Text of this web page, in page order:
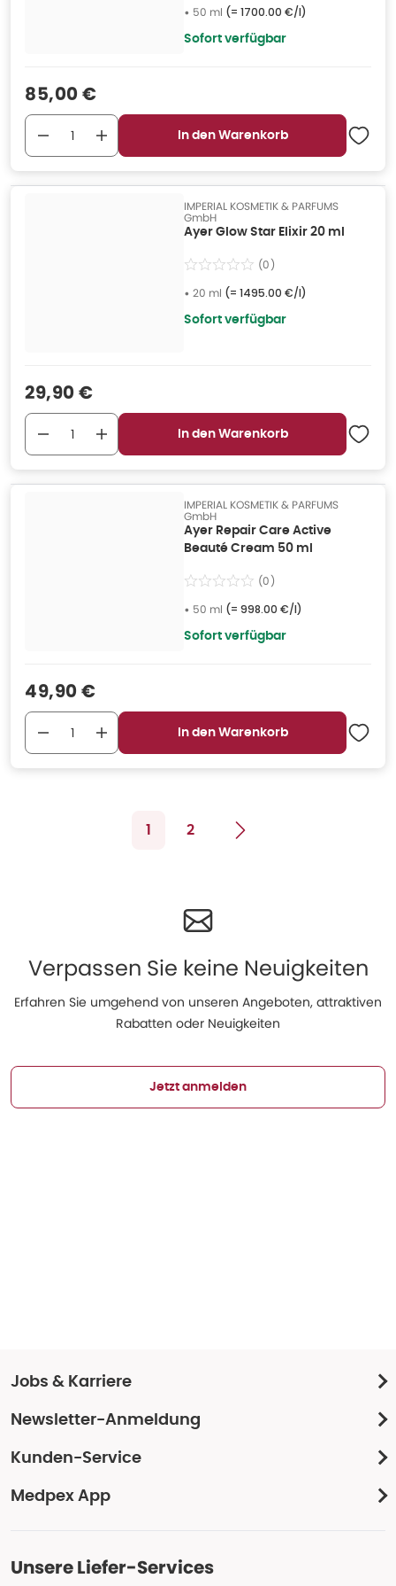
• 50 ml (= 1700.00 €/l)
Sofort verfügbar
Verkaufspreis
85,00 €
In den Warenkorb
IMPERIAL KOSMETIK & PARFUMS
GmbH
Ayer Glow Star Elixir 20 ml
(0)
• 20 ml (= 1495.00 €/l)
Sofort verfügbar
Verkaufspreis
29,90 €
In den Warenkorb
IMPERIAL KOSMETIK & PARFUMS
GmbH
Ayer Repair Care Active
Beauté Cream 50 ml
(0)
• 50 ml (= 998.00 €/l)
Sofort verfügbar
Verkaufspreis
49,90 €
In den Warenkorb
1 2
Verpassen Sie keine Neuigkeiten
Erfahren Sie umgehend von unseren Angeboten, attraktiven
Rabatten oder Neuigkeiten
Jetzt anmelden
Jobs & Karriere
Newsletter-Anmeldung
Kunden-Service
Medpex App
Unsere Liefer-Services